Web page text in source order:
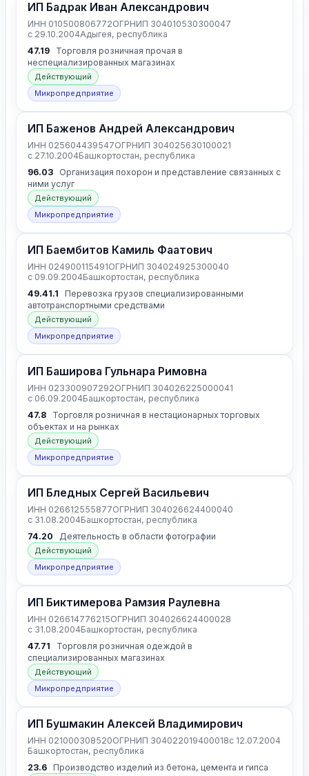
ИП Бадрак Иван Александрович
ИНН 010500806772ОГРНИП 304010530300047
с 29.10.2004Адыгея, республика
47.19
Торговля розничная прочая в
неспециализированных магазинах
Действующий
Микропредприятие
ИП Баженов Андрей Александрович
ИНН 025604439547ОГРНИП 304025630100021
с 27.10.2004Башкортостан, республика
96.03
Организация похорон и представление связанных с
ними услуг
Действующий
Микропредприятие
ИП Баембитов Камиль Фаатович
ИНН 024900115491ОГРНИП 304024925300040
с 09.09.2004Башкортостан, республика
49.41.1
Перевозка грузов специализированными
автотранспортными средствами
Действующий
Микропредприятие
ИП Баширова Гульнара Римовна
ИНН 023300907292ОГРНИП 304026225000041
с 06.09.2004Башкортостан, республика
47.8
Торговля розничная в нестационарных торговых
объектах и на рынках
Действующий
Микропредприятие
ИП Бледных Сергей Васильевич
ИНН 026612555877ОГРНИП 304026624400040
с 31.08.2004Башкортостан, республика
74.20
Деятельность в области фотографии
Действующий
Микропредприятие
ИП Биктимерова Рамзия Раулевна
ИНН 026614776215ОГРНИП 304026624400028
с 31.08.2004Башкортостан, республика
47.71
Торговля розничная одеждой в
специализированных магазинах
Действующий
Микропредприятие
ИП Бушмакин Алексей Владимирович
ИНН 021000308520ОГРНИП 304022019400018с 12.07.2004
Башкортостан, республика
23.6 Производство изделий из бетона, цемента и гипса